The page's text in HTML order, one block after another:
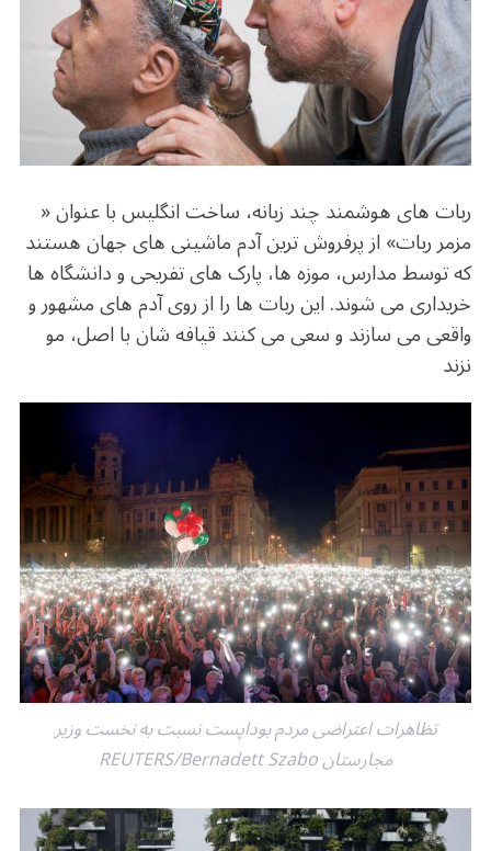
o
k p
ربات های هوشمند چند زبانه، ساخت انگلیس با عنوان «
مزمر ربات» از پرفروش ترین آدم ماشینی های جهان هستند
که توسط مدارس، موزه ها، پارک های تفریحی و دانشگاه ها
خریداری می شوند. این ربات ها را از روی آدم های مشهور و
واقعی می سازند و سعی می کنند قیافه شان با اصل، مو
نزند
تظاهرات اعتراضی مردم بوداپست نسبت به نخست وزیر
مجارستان REUTERS/Bernadett Szabo